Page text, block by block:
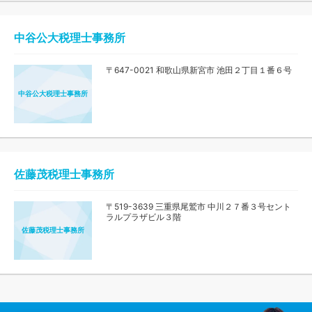
中谷公大税理士事務所
中谷公大税理士事務所
〒647-0021 和歌山県新宮市 池田２丁目１番６号
佐藤茂税理士事務所
佐藤茂税理士事務所
〒519-3639 三重県尾鷲市 中川２７番３号セント
ラルプラザビル３階